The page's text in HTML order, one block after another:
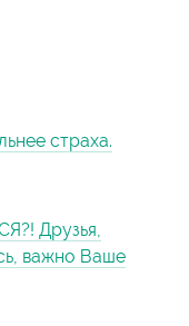
страха.
Друзья,
важно Ваше